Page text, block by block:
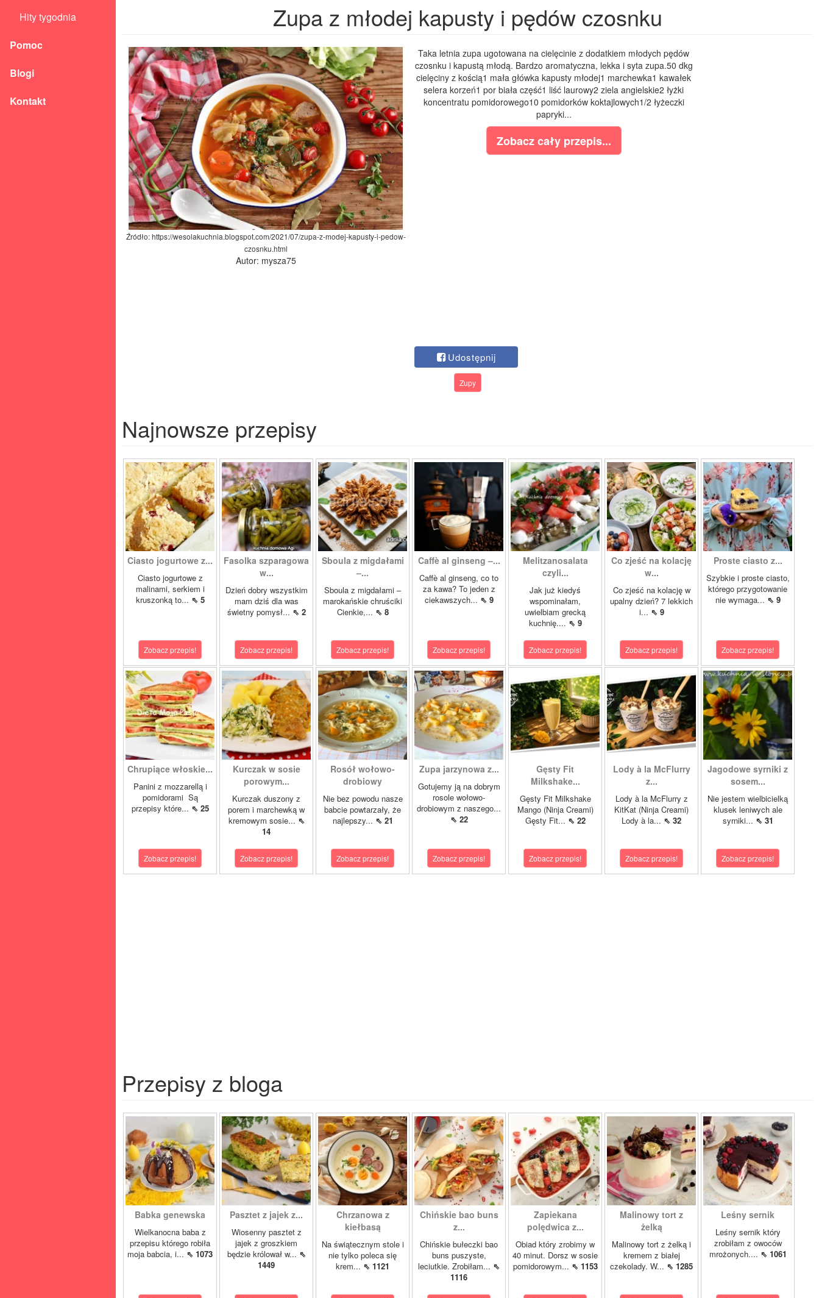
Hity tygodnia
Pomoc
Blogi
Kontakt
Zupa z młodej kapusty i pędów czosnku
Źródło: https://wesolakuchnia.blogspot.com/2021/07/zupa-z-modej-kapusty-i-pedow-
czosnku.html
Autor: mysza75
Taka letnia zupa ugotowana na cielęcinie z dodatkiem młodych pędów
czosnku i kapustą młodą. Bardzo aromatyczna, lekka i syta zupa.50 dkg
cielęciny z kością1 mała główka kapusty młodej1 marchewka1 kawałek
selera korzeń1 por biała część1 liść laurowy2 ziela angielskie2 łyżki
koncentratu pomidorowego10 pomidorków koktajlowych1/2 łyżeczki
papryki...
Zobacz cały przepis...
Udostępnij
Zupy
Najnowsze przepisy
Ciasto jogurtowe z...
Ciasto jogurtowe z
malinami, serkiem i
kruszonką to... ⇖ 5
Zobacz przepis!
Fasolka szparagowa
w...
Dzień dobry wszystkim
mam dziś dla was
świetny pomysł... ⇖ 2
Zobacz przepis!
Sboula z migdałami
–...
Sboula z migdałami –
marokańskie chruściki
Cienkie,... ⇖ 8
Zobacz przepis!
Caffè al ginseng –...
Caffè al ginseng, co to
za kawa? To jeden z
ciekawszych... ⇖ 9
Zobacz przepis!
Melitzanosalata
czyli...
Jak już kiedyś
wspominałam,
uwielbiam grecką
kuchnię.... ⇖ 9
Zobacz przepis!
Co zjeść na kolację
w...
Co zjeść na kolację w
upalny dzień? 7 lekkich
i... ⇖ 9
Zobacz przepis!
Proste ciasto z...
Szybkie i proste ciasto,
którego przygotowanie
nie wymaga... ⇖ 9
Zobacz przepis!
Chrupiące włoskie...
Panini z mozzarellą i
pomidorami Są
przepisy które... ⇖ 25
Zobacz przepis!
Kurczak w sosie
porowym...
Kurczak duszony z
porem i marchewką w
kremowym sosie... ⇖
14
Zobacz przepis!
Rosół wołowo-
drobiowy
Nie bez powodu nasze
babcie powtarzały, że
najlepszy... ⇖ 21
Zobacz przepis!
Zupa jarzynowa z...
Gotujemy ją na dobrym
rosole wołowo-
drobiowym z naszego...
⇖ 22
Zobacz przepis!
Gęsty Fit
Milkshake...
Gęsty Fit Milkshake
Mango (Ninja Creami)
Gęsty Fit... ⇖ 22
Zobacz przepis!
Lody à la McFlurry
z...
Lody à la McFlurry z
KitKat (Ninja Creami)
Lody à la... ⇖ 32
Zobacz przepis!
Jagodowe syrniki z
sosem...
Nie jestem wielbicielką
klusek leniwych ale
syrniki... ⇖ 31
Zobacz przepis!
Przepisy z bloga
Babka genewska
Wielkanocna baba z
przepisu którego robiła
moja babcia, i... ⇖ 1073
Pasztet z jajek z...
Wiosenny pasztet z
jajek z groszkiem
będzie królował w... ⇖
1449
Chrzanowa z
kiełbasą
Na świątecznym stole i
nie tylko poleca się
krem... ⇖ 1121
Chińskie bao buns
z...
Chińskie bułeczki bao
buns puszyste,
leciutkie. Zrobiłam... ⇖
1116
Zapiekana
polędwica z...
Obiad który zrobimy w
40 minut. Dorsz w sosie
pomidorowym... ⇖ 1153
Malinowy tort z
żelką
Malinowy tort z żelką i
kremem z białej
czekolady. W... ⇖ 1285
Leśny sernik
Leśny sernik który
zrobiłam z owoców
mrożonych.... ⇖ 1061